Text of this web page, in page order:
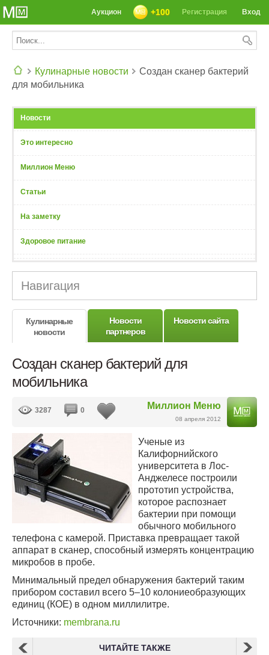
Вход
Регистрация
+100
Аукцион
Кулинарные новости
Создан сканер бактерий
для мобильника
Новости
Это интересно
Миллион Меню
Статьи
На заметку
Здоровое питание
Навигация
Кулинарные
новости
Новости
партнеров
Новости сайта
Создан сканер бактерий для
мобильника
Миллион Меню
08 апреля 2012
3287 0
Ученые из
Калифорнийского
университета в Лос-
Анджелесе построили
прототип устройства,
которое распознает
бактерии при помощи
обычного мобильного
телефона с камерой. Приставка превращает такой
аппарат в сканер, способный измерять концентрацию
микробов в пробе.
Минимальный предел обнаружения бактерий таким
прибором составил всего 5–10 колониеобразующих
единиц (КОЕ) в одном миллилитре.
Источники: membrana.ru
ЧИТАЙТЕ ТАКЖЕ